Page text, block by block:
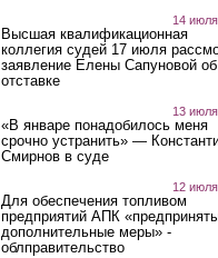
14
Высшая квалификационная
коллегия судей 17 июля
заявление Елены Сапуновой об
отставке
13
«В январе понадобилось меня
срочно устранить» —
Смирнов в суде
12
Для обеспечения топливом
предприятий АПК
дополнительные меры» -
облправительство